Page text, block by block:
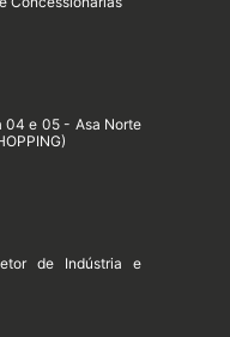
04 e 05 - Asa Norte
de Indústria e